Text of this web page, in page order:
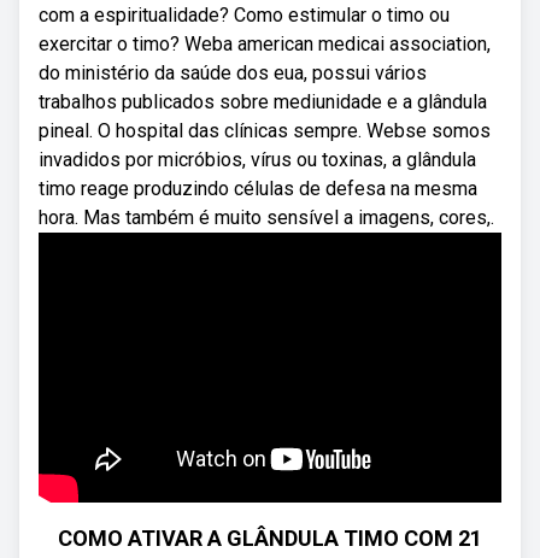
com a espiritualidade? Como estimular o timo ou
exercitar o timo? Weba american medicai association,
do ministério da saúde dos eua, possui vários
trabalhos publicados sobre mediunidade e a glândula
pineal. O hospital das clínicas sempre. Webse somos
invadidos por micróbios, vírus ou toxinas, a glândula
timo reage produzindo células de defesa na mesma
hora. Mas também é muito sensível a imagens, cores,.
COMO ATIVAR A GLÂNDULA TIMO COM 21